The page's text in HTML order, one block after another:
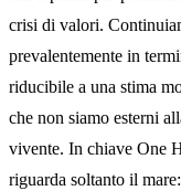
crisi di valori.
prevalentemente in
riducibile a una stima
che non siamo esterni
vivente. In chiave One
riguarda soltanto il